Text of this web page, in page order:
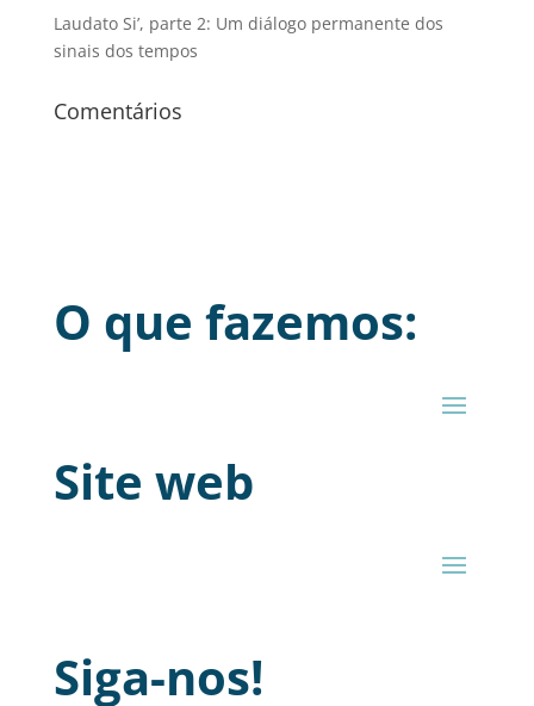
Laudato Si’, parte 2: Um diálogo permanente dos
sinais dos tempos
Comentários
O que fazemos:
Site web
Siga-nos!